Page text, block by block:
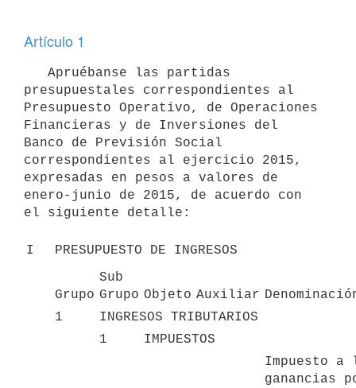
Artículo 1
presupuestales correspondientes al
Presupuesto Operativo, de Operaciones
Financieras y de Inversiones del
Banco de Previsión Social
correspondientes al ejercicio 2015,
expresadas en pesos a valores de
enero-junio de 2015, de acuerdo con
el siguiente detalle:
I PRESUPUESTO DE INGRESOS
Grupo
Sub
Grupo Objeto Auxiliar
1
INGRESOS TRIBUTARIOS
1
IMPUESTOS
Impuesto a
ganancias